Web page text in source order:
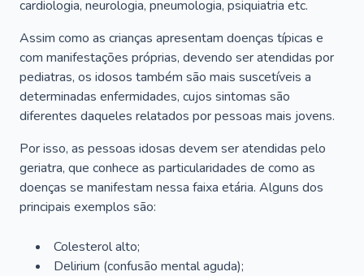
cardiologia, neurologia, pneumologia, psiquiatria etc.
Assim como as crianças apresentam doenças típicas e
com manifestações próprias, devendo ser atendidas por
pediatras, os idosos também são mais suscetíveis a
determinadas enfermidades, cujos sintomas são
diferentes daqueles relatados por pessoas mais jovens.
Por isso, as pessoas idosas devem ser atendidas pelo
geriatra, que conhece as particularidades de como as
doenças se manifestam nessa faixa etária. Alguns dos
principais exemplos são:
Colesterol alto;
Delirium (confusão mental aguda);